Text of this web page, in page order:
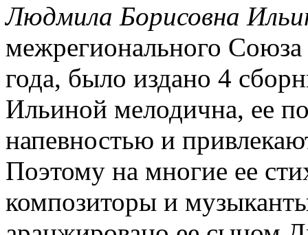
Людмила Борисовна
межрегионального
года, было издано 4
Ильиной мелодична, ее
напевностью и
Поэтому на многие ее
композиторы и